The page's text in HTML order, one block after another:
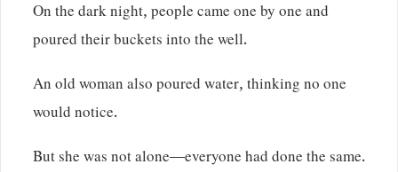
On the dark night, people came one by one and
poured their buckets into the well.
An old woman also poured water, thinking no one
would notice.
But she was not alone—everyone had done the same.